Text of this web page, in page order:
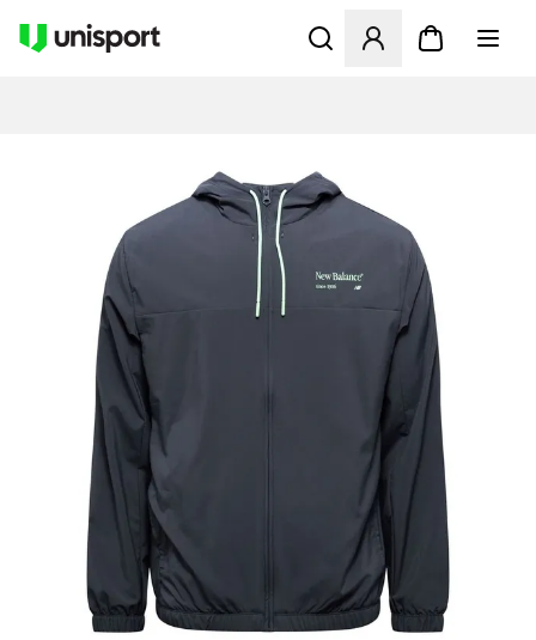
Åbner en Modal til at